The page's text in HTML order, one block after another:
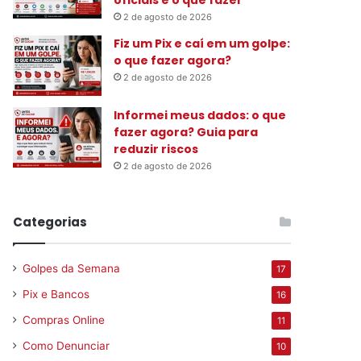
2 de agosto de 2026
Fiz um Pix e caí em um golpe:
o que fazer agora?
2 de agosto de 2026
Informei meus dados: o que
fazer agora? Guia para
reduzir riscos
2 de agosto de 2026
Categorias
Golpes da Semana 17
Pix e Bancos 16
Compras Online 11
Como Denunciar 10